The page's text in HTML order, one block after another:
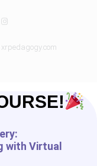
with Virtual